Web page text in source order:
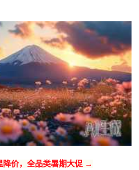
降价，全品类暑期大促 →